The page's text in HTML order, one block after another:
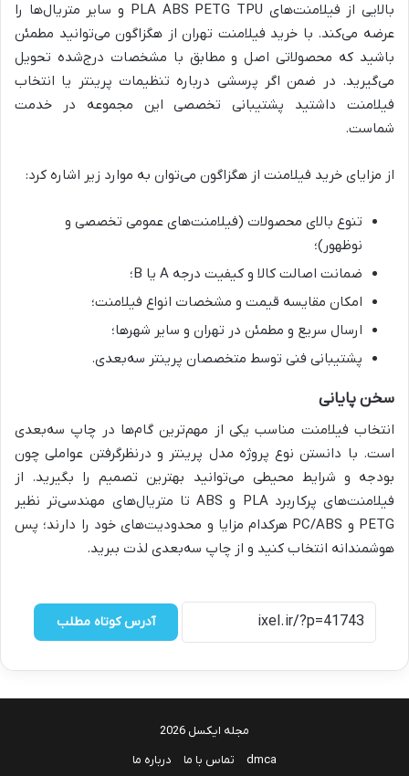
بالایی از فیلامنت‌های PLA ABS PETG TPU و سایر متریال‌ها را
عرضه می‌کند. با خرید فیلامنت تهران از هگزاگون می‌توانید مطمئن
باشید که محصولاتی اصل و مطابق با مشخصات درج‌شده تحویل
می‌گیرید. در ضمن اگر پرسشی درباره تنظیمات پرینتر یا انتخاب
فیلامنت داشتید پشتیبانی تخصصی این مجموعه در خدمت
شماست.
از مزایای خرید فیلامنت از هگزاگون می‌توان به موارد زیر اشاره کرد:
تنوع بالای محصولات (فیلامنت‌های عمومی تخصصی و
نوظهور)؛
ضمانت اصالت کالا و کیفیت درجه A یا B؛
امکان مقایسه قیمت و مشخصات انواع فیلامنت؛
ارسال سریع و مطمئن در تهران و سایر شهرها؛
پشتیبانی فنی توسط متخصصان پرینتر سه‌بعدی.
سخن پایانی
انتخاب فیلامنت مناسب یکی از مهم‌ترین گام‌ها در چاپ سه‌بعدی
است. با دانستن نوع پروژه مدل پرینتر و درنظرگرفتن عواملی چون
بودجه و شرایط محیطی می‌توانید بهترین تصمیم را بگیرید. از
فیلامنت‌های پرکاربرد PLA و ABS تا متریال‌های مهندسی‌تر نظیر
PETG و PC/ABS هرکدام مزایا و محدودیت‌های خود را دارند؛ پس
هوشمندانه انتخاب کنید و از چاپ سه‌بعدی لذت ببرید.
آدرس کوتاه مطلب
مجله ایکسل 2026
dmca
تماس با ما درباره ما